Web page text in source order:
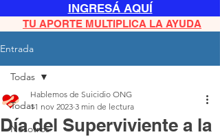
INGRESÁ AQUÍ
TU APORTE MULTIPLICA LA AYUDA
Entrada
Todas
Nosotros
Todas
Día del Superviviente a la
Hablemos de Suicidio ONG
11 nov 2023 3 min de lectura